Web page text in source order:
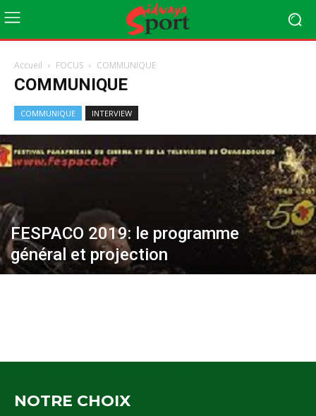
Accueil FOCUS COMMUNIQUE
COMMUNIQUE
COMMUNIQUE INTERVIEW
FESPACO 2019: le programme
général et projection
NOTRE CHOIX